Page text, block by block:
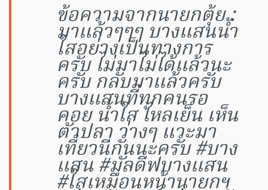
ข้อความจากนายกตุ้ย :
มาแล้วๆๆๆ บางแสนน้ำ
ใสอย่างเป็นทางการ
ครับ ไม่มาไม่ได้แล้วนะ
ครับ กลับมาแล้วครับ
บางแสนที่ทุกคนรอ
คอย น้ำใส ไหลเย็น เห็น
ตัวปลา ว่างๆ แวะมา
เที่ยวนี่กันนะครับ #บาง
แสน #มัลดีฟบางแสน
#ใสเหมือนหน้านายกฯ